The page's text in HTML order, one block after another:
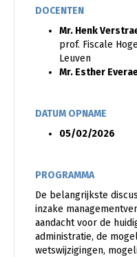
DOCENTEN
Mr. Henk
prof. Fiscale
Leuven
Mr. Esther
DATUM OPNAME
05/02/2026
PROGRAMMA
De belangrijkste
inzake
aandacht voor de
administratie, de
wetswijzigingen,